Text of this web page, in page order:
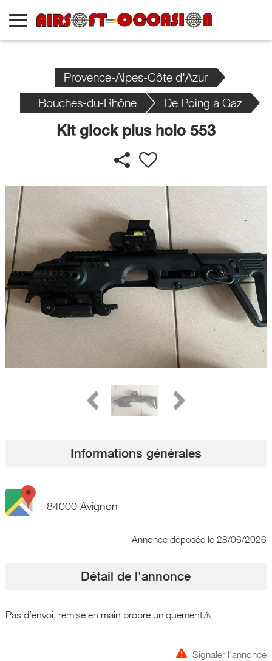
Provence-Alpes-Côte d'Azur
Bouches-du-Rhône
De Poing à Gaz
Kit glock plus holo 553
Informations générales
84000 Avignon
Annonce déposée le 28/06/2026
Détail de l'annonce
Pas d’envoi, remise en main propre uniquement⚠️
Signaler l'annonce